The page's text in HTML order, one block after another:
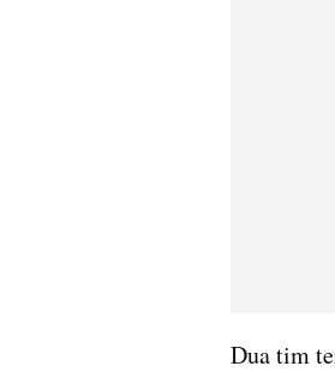
Dua tim